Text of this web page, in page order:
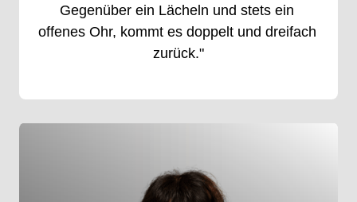
Gegenüber ein Lächeln und stets
offenes Ohr, kommt es doppelt und
zurück."